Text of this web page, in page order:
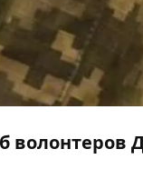
волонтеров